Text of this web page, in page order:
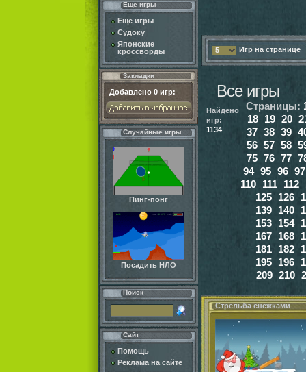
Еще игры
Еще игры
Судоку
Японские
кроссворды
Закладки
Добавлено 0 игр:
Случайные игры
Пинг-понг
Посадить НЛО
Поиск
Сайт
Помощь
Реклама на сайте
5 Игр на странице
Все игры
Найдено
игр:
1134
Страницы:
18 19 20
37 38 39
56 57 58
75 76 77
94 95 96 97
110 111 112
125 126
139 140
153 154
167 168
181 182
195 196
209 210
Стрельба снежками